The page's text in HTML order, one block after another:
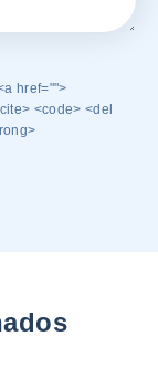
href="">
<code> <del